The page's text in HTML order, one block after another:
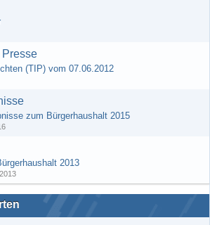
(TIP) vom 07.06.2012
zum Bürgerhaushalt 2015
2013